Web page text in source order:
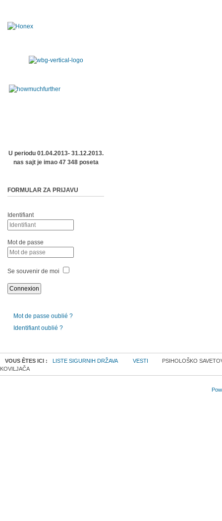
U periodu 01.04.2013- 31.12.2013.
nas sajt je imao 47 348 poseta
FORMULAR ZA PRIJAVU
Identifiant
Mot de passe
Se souvenir de moi
Mot de passe oublié ?
Identifiant oublié ?
VOUS ÊTES ICI : LISTE SIGURNIH DRŽAVA VESTI
PSIHOLOŠKO
KOVILJAČA